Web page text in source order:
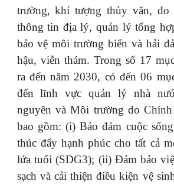
trường, khí tượng thủy văn, đo
thông tin địa lý, quản lý tổng
bảo vệ môi trường biển và hải
hậu, viễn thám. Trong số 17
ra đến năm 2030, có đến 06
đến lĩnh vực quản lý nhà
nguyên và Môi trường do
bao gồm: (i) Bảo đảm cuộc
thúc đẩy hạnh phúc cho tất cả
lứa tuổi (SDG3); (ii) Đảm bảo
sạch và cải thiện điều kiện vệ